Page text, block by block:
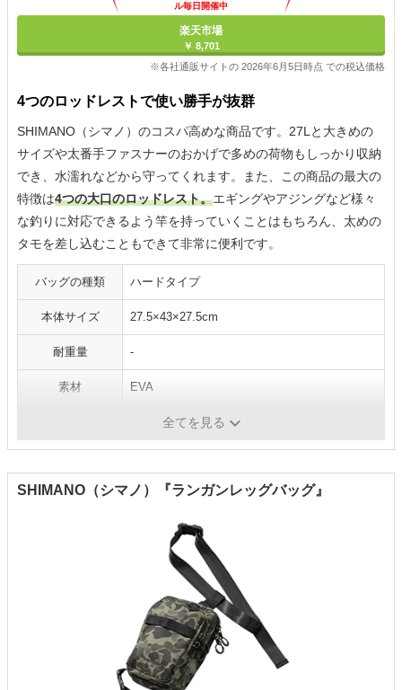
ル毎日開催中
楽天市場
￥ 8,701
※各社通販サイトの 2026年6月5日時点 での税込価格
4つのロッドレストで使い勝手が抜群
SHIMANO（シマノ）のコスパ高めな商品です。27Lと大きめの
サイズや太番手ファスナーのおかげで多めの荷物もしっかり収納
でき、水濡れなどから守ってくれます。また、この商品の最大の
特徴は4つの大口のロッドレスト。エギングやアジングなど様々
な釣りに対応できるよう竿を持っていくことはもちろん、太めの
タモを差し込むこともできて非常に便利です。
バッグの種類 ハードタイプ
本体サイズ 27.5×43×27.5cm
耐重量 -
素材 EVA
全てを見る
SHIMANO（シマノ）『ランガンレッグバッグ』